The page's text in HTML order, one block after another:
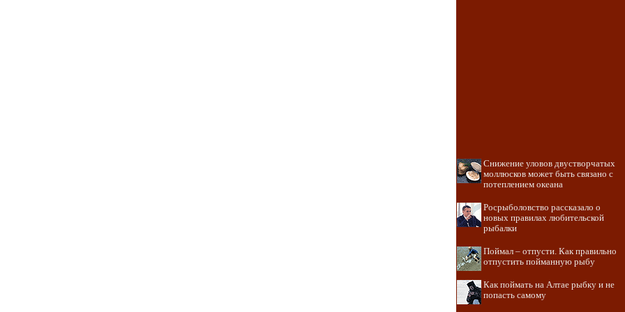
Снижение уловов двустворчатых
моллюсков может быть связано с
потеплением океана
Росрыболовство рассказало о
новых правилах любительской
рыбалки
Поймал – отпусти. Как правильно
отпустить пойманную рыбу
Как поймать на Алтае рыбку и не
попасть самому